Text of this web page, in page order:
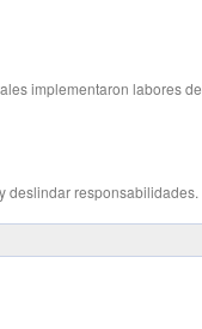
implementaron labores de
deslindar responsabilidades.